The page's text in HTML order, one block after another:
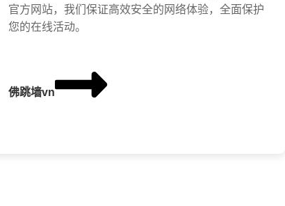
官方网站，我们保证高效安全的网络体验，全面保护
您的在线活动。
佛跳墙vn